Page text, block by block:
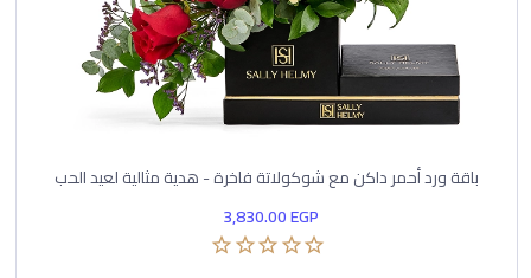
باقة ورد أحمر داكن مع شوكولاتة فاخرة - هدية مثالية لعيد الحب
3,830.00EGP